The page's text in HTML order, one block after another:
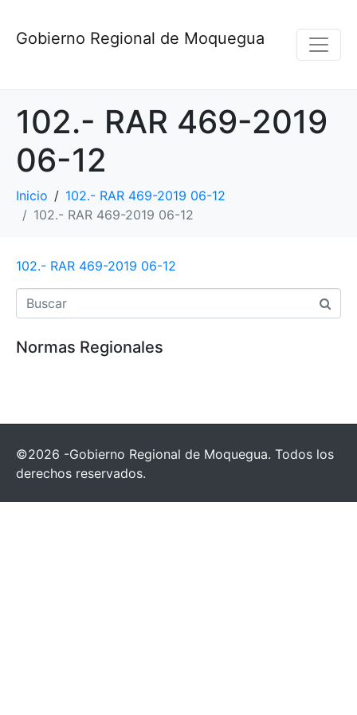
Gobierno Regional de Moquegua
102.- RAR 469-2019
06-12
Inicio
102.- RAR 469-2019 06-12
102.- RAR 469-2019 06-12
102.- RAR 469-2019 06-12
Normas Regionales
©2026 -Gobierno Regional de Moquegua. Todos los
derechos reservados.